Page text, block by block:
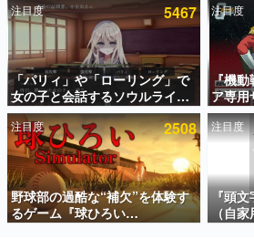
電ファミのいま読まれている記事ランキ
アプリセール情報
インタビュー
連載・特集一覧
殿堂入り記事
SNS拡散数が数千以上！ ペー
ど。多くの人々に読まれた、電
事をまとめました。
注目度 5467
「パリィ」や「ローリング」で
女の子と会話するソウルライク
恋愛ゲーム『小早川さんはソウ
ルライク』無料公開。返事に失
敗すると「YOU DIED」
注目度
『機
ア専
散水ホ
本体に
ークや
ム、
注目度 2508
野球部の過酷な“補欠”を体験す
るゲーム『球ひろい
Simulator』が「1件」のウィッ
注目度
『頭
（自
ィッシ